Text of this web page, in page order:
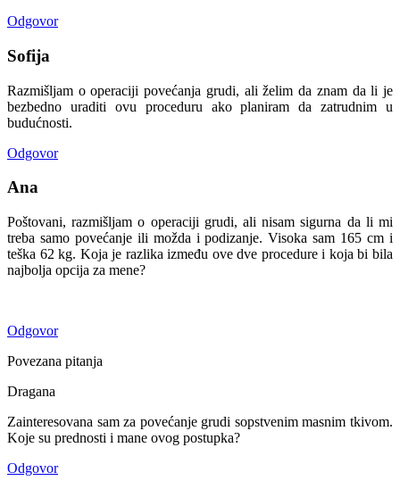
Odgovor
Sofija
Razmišljam o operaciji povećanja grudi, ali želim da znam da li je
bezbedno uraditi ovu proceduru ako planiram da zatrudnim u
budućnosti.
Odgovor
Ana
Poštovani, razmišljam o operaciji grudi, ali nisam sigurna da li mi
treba samo povećanje ili možda i podizanje. Visoka sam 165 cm i
teška 62 kg. Koja je razlika između ove dve procedure i koja bi bila
najbolja opcija za mene?
Odgovor
Povezana pitanja
Dragana
Zainteresovana sam za povećanje grudi sopstvenim masnim tkivom.
Koje su prednosti i mane ovog postupka?
Odgovor